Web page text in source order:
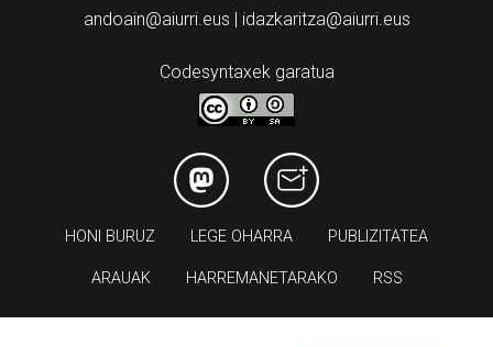
andoain@aiurri.eus | idazkaritza@aiurri.eus
Codesyntaxek garatua
HONI BURUZ LEGE OHARRA PUBLIZITATEA
ARAUAK HARREMANETARAKO RSS